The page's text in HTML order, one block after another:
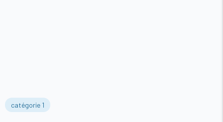
catégorie 1